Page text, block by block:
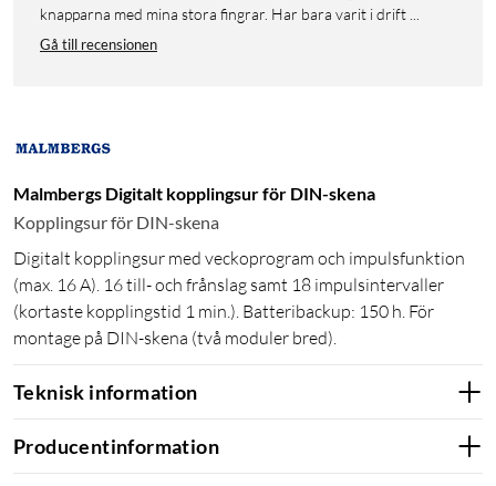
knapparna med mina stora fingrar. Har bara varit i drift ...
Gå till recensionen
Malmbergs Digitalt kopplingsur för DIN-skena
Kopplingsur för DIN-skena
Digitalt kopplingsur med veckoprogram och impulsfunktion
(max. 16 A). 16 till- och frånslag samt 18 impulsintervaller
(kortaste kopplingstid 1 min.). Batteribackup: 150 h. För
montage på DIN-skena (två moduler bred).
Teknisk information
Producentinformation